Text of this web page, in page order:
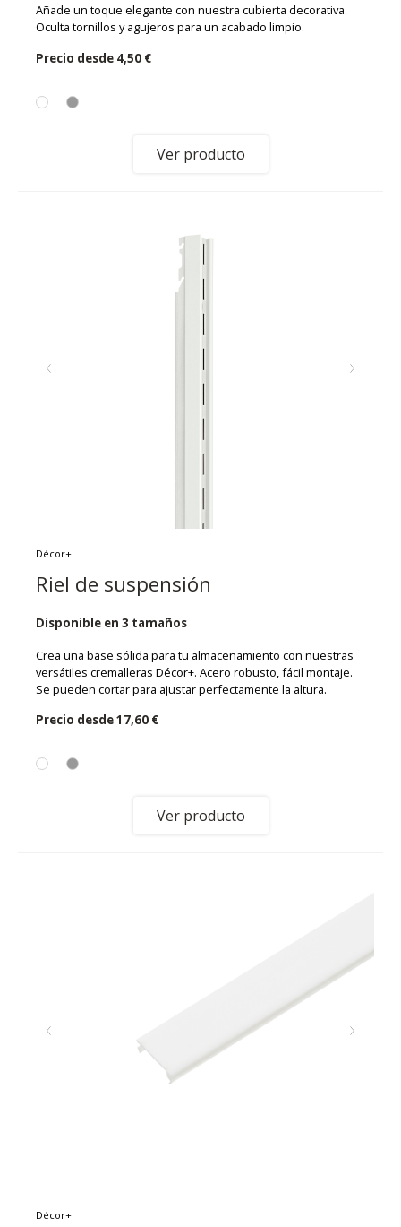
Añade un toque elegante con nuestra cubierta decorativa.
Oculta tornillos y agujeros para un acabado limpio.
Precio desde 4,50 €
Ver producto
Décor+
Riel de suspensión
Disponible en 3 tamaños
Crea una base sólida para tu almacenamiento con nuestras
versátiles cremalleras Décor+. Acero robusto, fácil montaje.
Se pueden cortar para ajustar perfectamente la altura.
Precio desde17,60 €
Ver producto
Décor+